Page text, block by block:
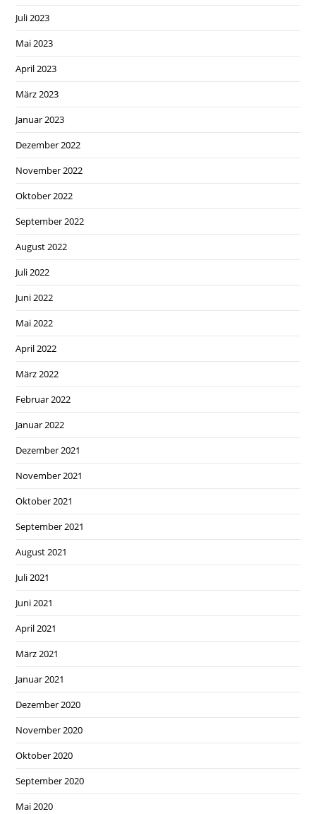
Juli 2023
Mai 2023
April 2023
März 2023
Januar 2023
Dezember 2022
November 2022
Oktober 2022
September 2022
August 2022
Juli 2022
Juni 2022
Mai 2022
April 2022
März 2022
Februar 2022
Januar 2022
Dezember 2021
November 2021
Oktober 2021
September 2021
August 2021
Juli 2021
Juni 2021
April 2021
März 2021
Januar 2021
Dezember 2020
November 2020
Oktober 2020
September 2020
Mai 2020